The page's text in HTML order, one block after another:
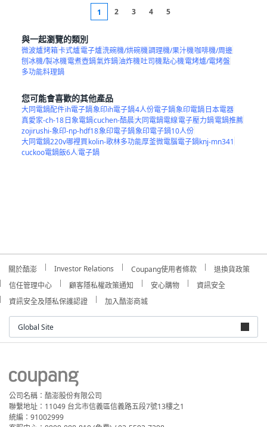
1 2 3 4 5
與一起瀏覽的類別
微波爐烤箱卡式爐電子爐洗碗機/烘碗機調理機/果汁機咖啡機/周邊
刨冰機/製冰機電煮壺鍋氣炸鍋油炸機吐司機點心機電烤爐/電烤盤
多功能料理鍋
您可能會喜歡的其他產品
大同電鍋配件ih電子鍋象印ih電子鍋4人份電子鍋象印電鍋日本電器
真愛家-ch-18日象電鍋cuchen-酷晨大同電鍋電線電子壓力鍋電鍋推薦
zojirushi-象印-np-hdf18象印電子鍋象印電子鍋10人份
大同電鍋220v哪裡買kolin-歌林多功能厚釜微電腦電子鍋knj-mn341
cuckoo電鍋飯6人電子鍋
關於酷澎 Investor Relations Coupang使用者條款
退換貨政策
信任管理中心
顧客隱私權政策通知 安心購物
資訊安全
資訊安全及隱私保護認證
加入酷澎商城
Global Site
公司名稱：酷澎股份有限公司
聯繫地址：11049 台北市信義區信義路五段7號13樓之1
統編：91002999